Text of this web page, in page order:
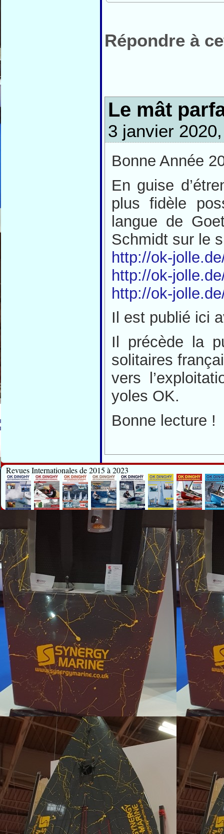
Répondre à
Le mât
3 janvier
Bonne Année
En guise
plus fidèle
langue de
Schmidt sur le
http://ok-
http://ok-
http://ok-
Il est publié ici
Il précède la
solitaires
vers
yoles OK.
Bonne lecture !
Revues Internationales de 2015 à 2023